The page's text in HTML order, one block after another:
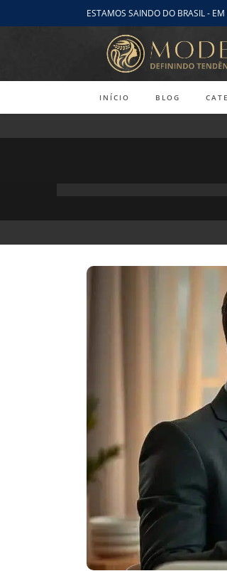
para
ESTAMOS SAINDO DO BRASIL -
INÍCIO BLOG